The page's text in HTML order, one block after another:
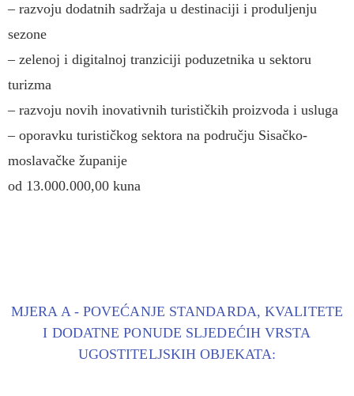
– razvoju dodatnih sadržaja u destinaciji i produljenju
sezone
– zelenoj i digitalnoj tranziciji poduzetnika u sektoru
turizma
– razvoju novih inovativnih turističkih proizvoda i usluga
– oporavku turističkog sektora na području Sisačko-
moslavačke županije
od 13.000.000,00 kuna
MJERA A - POVEĆANJE STANDARDA, KVALITETE
I DODATNE PONUDE SLJEDEĆIH VRSTA
UGOSTITELJSKIH OBJEKATA: